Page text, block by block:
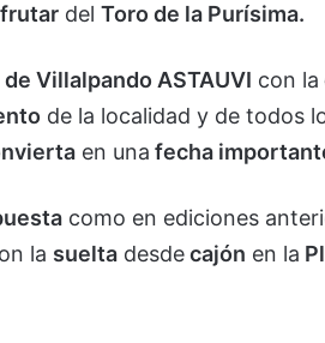
del Toro de la Purísima.
Villalpando ASTAUVI con la
de la localidad y de todos
en una fecha
como en ediciones
la suelta desdecajón en la